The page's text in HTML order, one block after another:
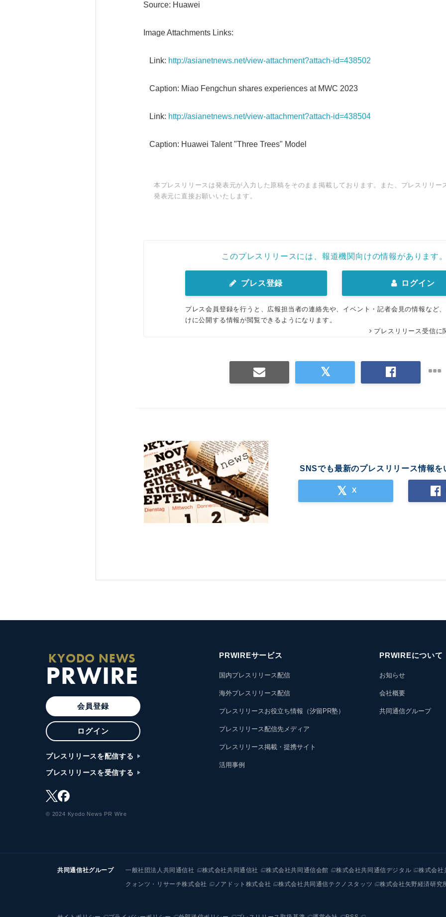
Source: Huawei
Image Attachments Links:
Link: http://asianetnews.net/view-attachment?attach-id=438502
Caption: Miao Fengchun shares experiences at MWC 2023
Link: http://asianetnews.net/view-attachment?attach-id=438504
Caption: Huawei Talent "Three Trees" Model
本プレスリリースは発表元が入力した原稿をそのまま掲載しております。また、プレスリリー
発表元に直接お願いいたします。
このプレスリリースには、報道機関向けの情報があります。
プレス登録 ログイン
プレス会員登録を行うと、広報担当者の連絡先や、イベント・記者会見の情報など
けに公開する情報が閲覧できるようになります。
プレスリリース受信に
SNSでも最新のプレスリリース情報を
X
KYODO NEWS
PRWIRE
会員登録
ログイン
プレスリリースを配信する
プレスリリースを受信する
© 2024 Kyodo News PR Wire
PRWIREサービス
国内プレスリリース配信
海外プレスリリース配信
プレスリリースお役立ち情報（汐留PR塾）
プレスリリース配信先メディア
プレスリリース掲載・提携サイト
活用事例
PRWIREについて
お知らせ
会社概要
共同通信グループ
共同通信社グループ 一般社団法人共同通信社 株式会社共同通信社 株式会社共同通信会館 株式会社共同通信デジタル 株式会社
クォンツ・リサーチ株式会社
ノアドット株式会社 株式会社共同通信テクノスタッツ 株式会社矢野経済研究